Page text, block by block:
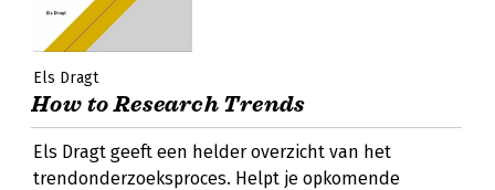
Els Dragt
How to Research Trends
Els Dragt geeft een helder overzicht van het
trendonderzoeksproces. Helpt je opkomende